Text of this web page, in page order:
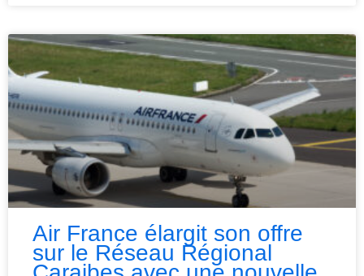
Air France élargit son offre
sur le Réseau Régional